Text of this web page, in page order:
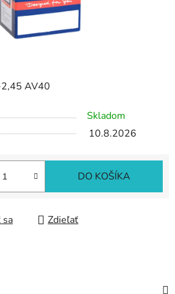
AV40
Skladom
10.8.2026
DO KOŠÍKA
sa Zdieľať